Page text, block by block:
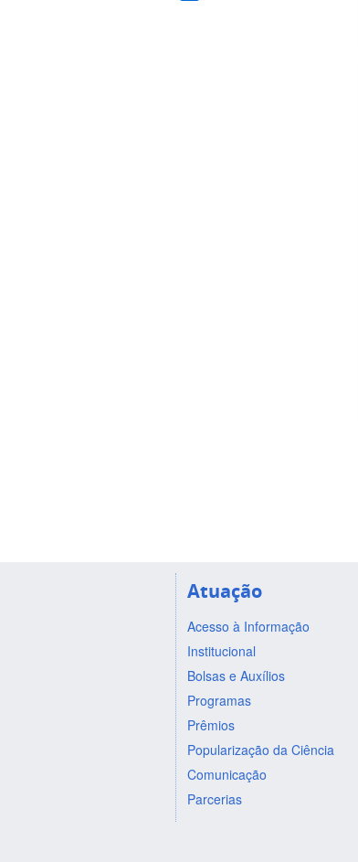
Atuação
Acesso à Informação
Institucional
Bolsas e Auxílios
Programas
Prêmios
Popularização da Ciência
Comunicação
Parcerias